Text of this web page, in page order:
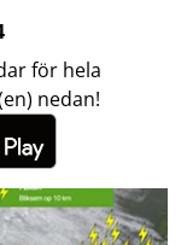
för hela
nedan!